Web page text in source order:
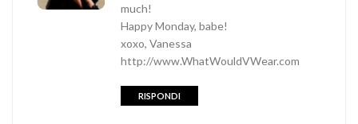
much!
Happy Monday, babe!
xoxo, Vanessa
http://www.WhatWouldVWear.com
RISPONDI